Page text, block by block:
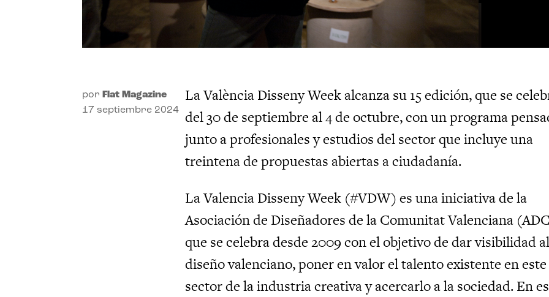
porFlat Magazine
17 septiembre 2024
La València Disseny Week alcanza su 15 edición, que se
del 30 de septiembre al 4 de octubre, con un programa
junto a profesionales y estudios del sector que incluye una
treintena de propuestas abiertas a ciudadanía.
La Valencia Disseny Week (#VDW) es una iniciativa de la
Asociación de Diseñadores de la Comunitat Valenciana
que se celebra desde 2009 con el objetivo de dar visibilidad
diseño valenciano, poner en valor el talento existente en este
sector de la industria creativa y acercarlo a la sociedad. En